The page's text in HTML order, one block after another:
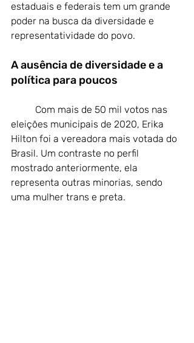
estaduais e federais tem um grande
poder na busca da diversidade e
representatividade do povo.
A ausência de diversidade e a
política para poucos
eleições municipais de 2020, Erika
Hilton foi a vereadora mais votada do
Brasil. Um contraste no perfil
mostrado anteriormente, ela
representa outras minorias, sendo
uma mulher trans e preta.